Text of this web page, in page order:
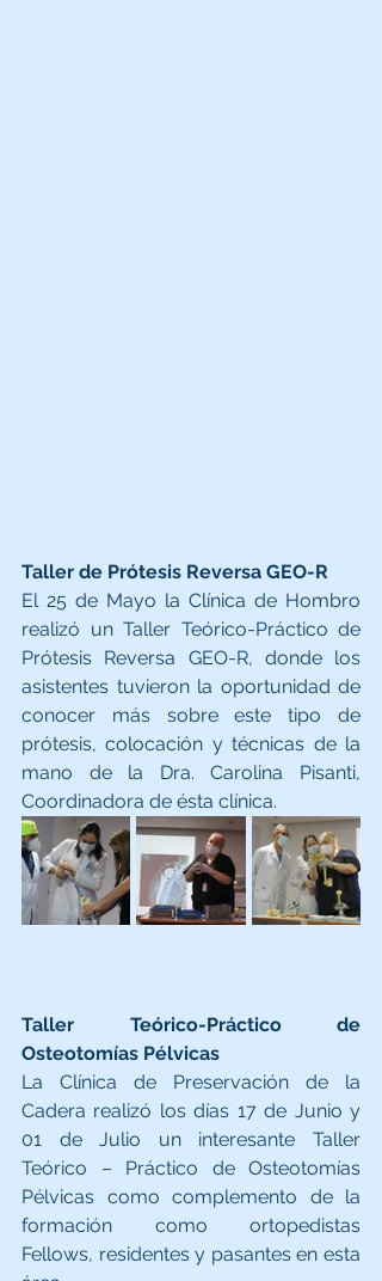
Taller de Prótesis Reversa GEO-R
El 25 de Mayo la Clínica de Hombro
realizó un Taller Teórico-Práctico de
Prótesis Reversa GEO-R, donde los
asistentes tuvieron la oportunidad de
conocer más sobre este tipo de
prótesis, colocación y técnicas de la
mano de la Dra. Carolina Pisanti,
Coordinadora de ésta clínica.
Taller Teórico-Práctico de
Osteotomías Pélvicas
La Clínica de Preservación de la
Cadera realizó los días 17 de Junio y
01 de Julio un interesante Taller
Teórico – Práctico de Osteotomías
Pélvicas como complemento de la
formación como ortopedistas
Fellows, residentes y pasantes en esta